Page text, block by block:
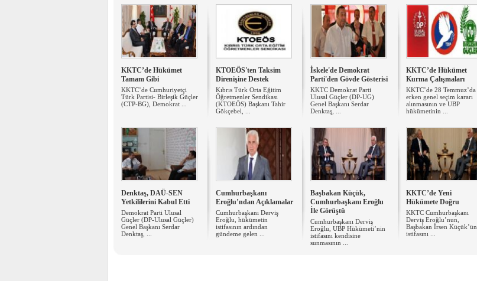
KKTC’de Hükümet
Tamam Gibi
KKTC’de Cumhuriyetçi
Türk Partisi- Birleşik Güçler
(CTP-BG), Demokrat ...
KTOEÖS'ten Taksim
Direnişine Destek
Kıbrıs Türk Orta Eğitim
Öğretmenler Sendikası
(KTOEÖS) Başkanı Tahir
Gökçebel, ...
İskele'de Demokrat
Parti'den Gövde Gösterisi
KKTC Demokrat Parti
Ulusal Güçler (DP-UG)
Genel Başkanı Serdar
Denktaş, ...
KKTC’de Hükümet
Kurma Çalışmaları
KKTC’de 28 Temmuz’da
erken genel seçim kararı
alınmasının ve UBP
hükümetinin ...
Denktaş, DAÜ-SEN
Yetkililerini Kabul Etti
Demokrat Parti Ulusal
Güçler (DP-Ulusal Güçler)
Genel Başkanı Serdar
Denktaş, ...
Cumhurbaşkanı
Eroğlu’ndan Açıklamalar
Cumhurbaşkanı Derviş
Eroğlu, hükümetin
istifasının ardından
gündeme gelen ...
Başbakan Küçük,
Cumhurbaşkanı Eroğlu
İle Görüştü
Cumhurbaşkanı Derviş
Eroğlu, UBP Hükümeti’nin
istifasını kendisine
sunmasının ...
KKTC’de Yeni
Hükümete Doğru
KKTC Cumhurbaşkanı
Derviş Eroğlu’nun,
Başbakan İrsen Küçük’ün
istifasını ...